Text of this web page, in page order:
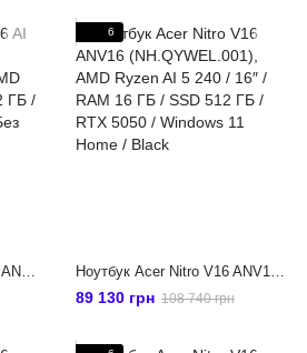
Ноутбук Acer Nitro V16 AI ANV16-61-R6YG, (NH.U1EEX.006) 16" / AMD Ryzen AI 9 365 / RAM 32 ГБ / SSD 1 ТБ / RTX 5070 / Без ОС / чорний
6
Ноутбук Acer Nitro V16 ANV16 (NH.QYWEL.001), AMD Ryzen AI 5 240 / 16″ / RAM 16 ГБ / SSD 512 ГБ / RTX 5050 / Windows 11 Home / Black
89 130 грн 108 740 грн